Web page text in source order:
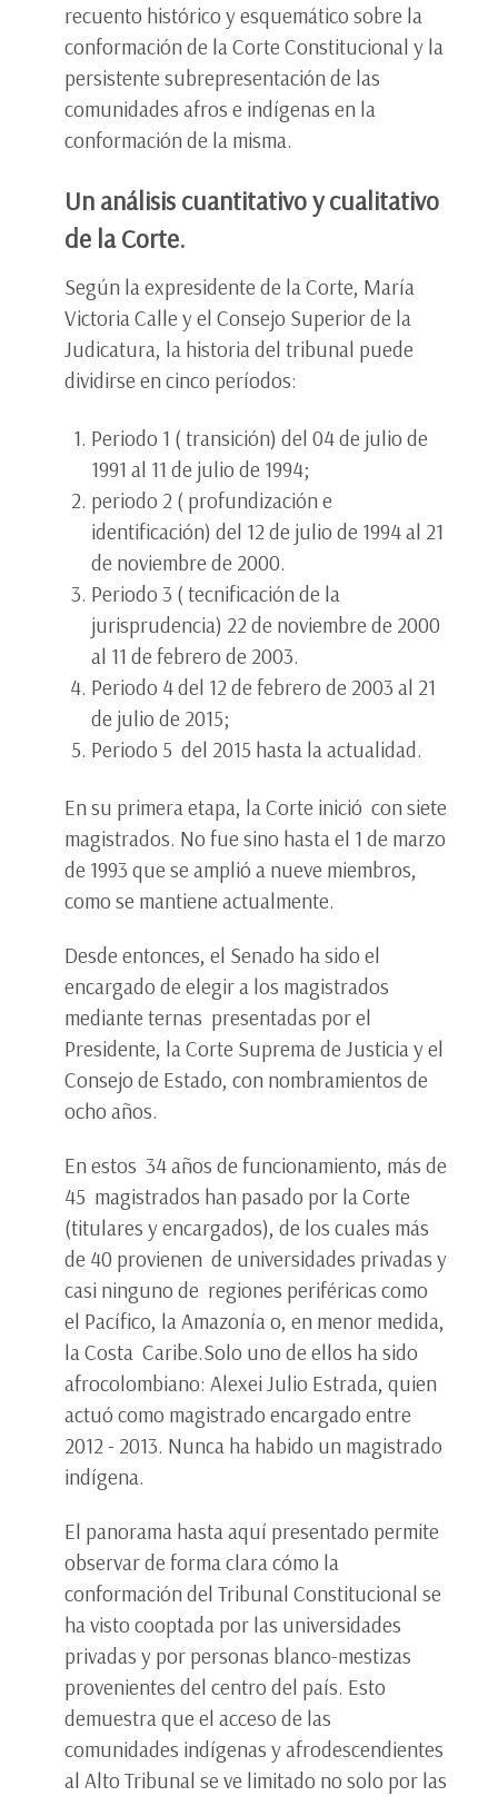
recuento histórico y esquemático sobre la
conformación de la Corte Constitucional y la
persistente subrepresentación de las
comunidades afros e indígenas en la
conformación de la misma.
Un análisis cuantitativo y cualitativo
de la Corte.
Según la expresidente de la Corte, María
Victoria Calle y el Consejo Superior de la
Judicatura, la historia del tribunal puede
dividirse en cinco períodos:
Periodo 1 ( transición) del 04 de julio de
1991 al 11 de julio de 1994;
periodo 2 ( profundización e
identificación) del 12 de julio de 1994 al 21
de noviembre de 2000.
Periodo 3 ( tecnificación de la
jurisprudencia) 22 de noviembre de 2000
al 11 de febrero de 2003.
Periodo 4 del 12 de febrero de 2003 al 21
de julio de 2015;
Periodo 5 del 2015 hasta la actualidad.
En su primera etapa, la Corte inició con siete
magistrados. No fue sino hasta el 1 de marzo
de 1993 que se amplió a nueve miembros,
como se mantiene actualmente.
Desde entonces, el Senado ha sido el
encargado de elegir a los magistrados
mediante ternas presentadas por el
Presidente, la Corte Suprema de Justicia y el
Consejo de Estado, con nombramientos de
ocho años.
En estos 34 años de funcionamiento, más de
45 magistrados han pasado por la Corte
(titulares y encargados), de los cuales más
de 40 provienen de universidades privadas y
casi ninguno de regiones periféricas como
el Pacífico, la Amazonía o, en menor medida,
la Costa Caribe.Solo uno de ellos ha sido
afrocolombiano: Alexei Julio Estrada, quien
actuó como magistrado encargado entre
2012 - 2013. Nunca ha habido un magistrado
indígena.
El panorama hasta aquí presentado permite
observar de forma clara cómo la
conformación del Tribunal Constitucional se
ha visto cooptada por las universidades
privadas y por personas blanco-mestizas
provenientes del centro del país. Esto
demuestra que el acceso de las
comunidades indígenas y afrodescendientes
al Alto Tribunal se ve limitado no solo por las